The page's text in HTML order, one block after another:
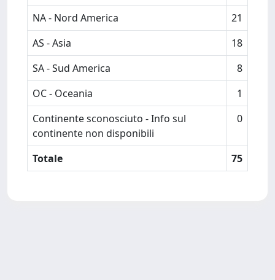
NA - Nord America
21
AS - Asia
18
SA - Sud America
8
OC - Oceania
1
Continente sconosciuto - Info sul
continente non disponibili
0
Totale 75